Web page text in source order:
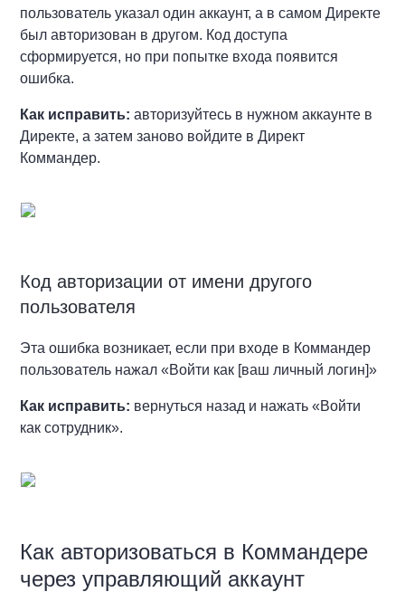
пользователь указал один аккаунт, а в самом Директе
был авторизован в другом. Код доступа
сформируется, но при попытке входа появится
ошибка.
Как исправить: авторизуйтесь в нужном аккаунте в
Директе, а затем заново войдите в Директ
Коммандер.
Код авторизации от имени другого
пользователя
Эта ошибка возникает, если при входе в Коммандер
пользователь нажал «Войти как [ваш личный логин]»
Как исправить: вернуться назад и нажать «Войти
как сотрудник».
Как авторизоваться в Коммандере
через управляющий аккаунт